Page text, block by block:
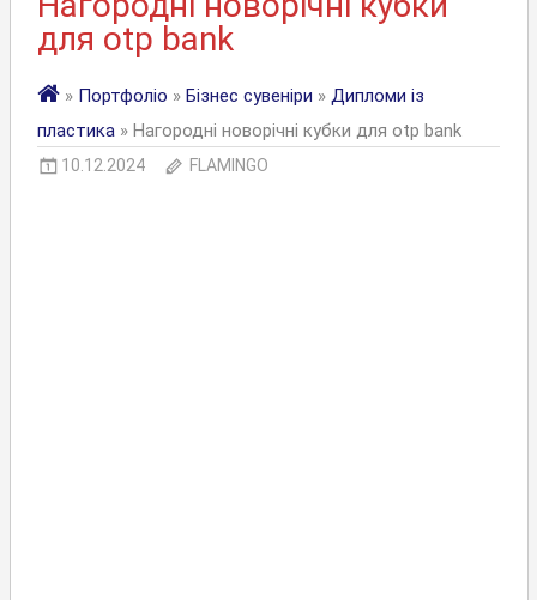
для otp bank
» Портфоліо » Бізнес сувеніри » Дипломи із
пластика » Нагородні новорічні кубки для otp bank
10.12.2024 FLAMINGO